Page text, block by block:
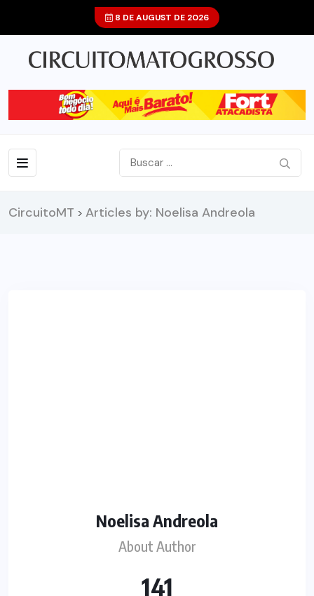
8 DE AUGUST DE 2026
CircuitoMT > Articles by: Noelisa Andreola
Noelisa Andreola
About Author
141